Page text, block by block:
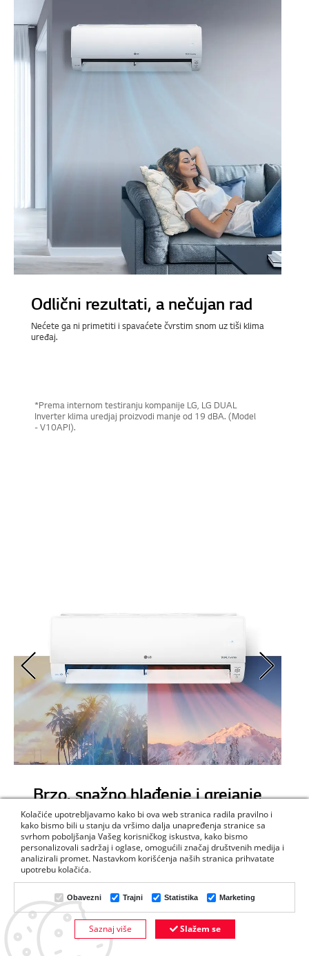
DODAJTE U KORPU
Odlični rezultati, a nečujan rad
Nećete ga ni primetiti i spavaćete čvrstim snom uz tiši klima
uređaj.
*Prema internom testiranju kompanije LG, LG DUAL
Inverter klima uredjaj proizvodi manje od 19 dBA. (Model
- V10API).
Dual Inverter Compressor™
Efikasan, brži, trajniji, tiši
Zasnovano na tehnologiji DUAL Inverter Compressor™.
Kolačiće upotrebljavamo kako bi ova web stranica radila pravilno i
kako bismo bili u stanju da vršimo dalja unapređenja stranice sa
svrhom poboljšanja Vašeg korisničkog iskustva, kako bismo
personalizovali sadržaj i oglase, omogućili značaj društvenih medija i
analizirali promet. Nastavkom korišćenja naših stranica prihvatate
upotrebu kolačića.
Obavezni Trajni Statistika Marketing
Saznaj više Slažem se